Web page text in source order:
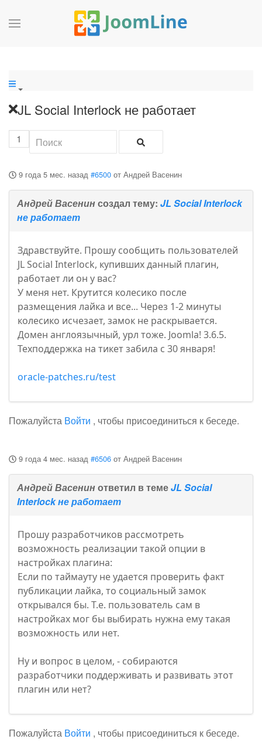
JL Social Interlock не работает
1
9 года 5 мес. назад #6500 от Андрей Васенин
Андрей Васенинсоздал тему: JL Social Interlock
не работает
Здравствуйте. Прошу сообщить пользователей
JL Social Interlock, купивших данный плагин,
работает ли он у вас?
У меня нет. Крутится колесико после
размещения лайка и все... Через 1-2 минуты
колесико исчезает, замок не раскрывается.
Домен англоязычный, урл тоже. Joomla! 3.6.5.
Техподдержка на тикет забила с 30 января!
oracle-patches.ru/test
Пожалуйста Войти , чтобы присоединиться к беседе.
9 года 4 мес. назад #6506 от Андрей Васенин
Андрей Васенинответил в темеJL Social
Interlock не работает
Прошу разработчиков рассмотреть
возможность реализации такой опции в
настройках плагина:
Если по таймауту не удается проверить факт
публикации лайка, то социальный замок
открывался бы. Т.е. пользователь сам в
настройках мог бы выбирать нужна ему такая
возможность или нет.
Ну и вопрос в целом, - собираются
разработчики поддерживать и развивать этот
плагин или нет?
Пожалуйста Войти , чтобы присоединиться к беседе.